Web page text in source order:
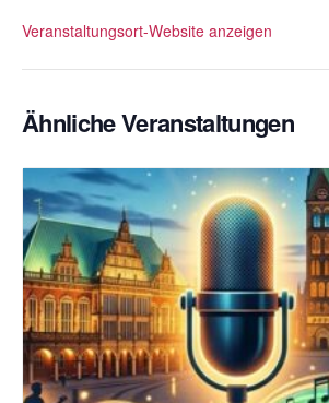
Veranstaltungsort-Website anzeigen
Ähnliche Veranstaltungen